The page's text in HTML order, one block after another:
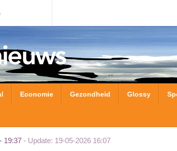
Economie Gezondheid Glossy
19:37 Update: 19-05-2026 16:07